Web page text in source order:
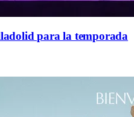
para la temporada